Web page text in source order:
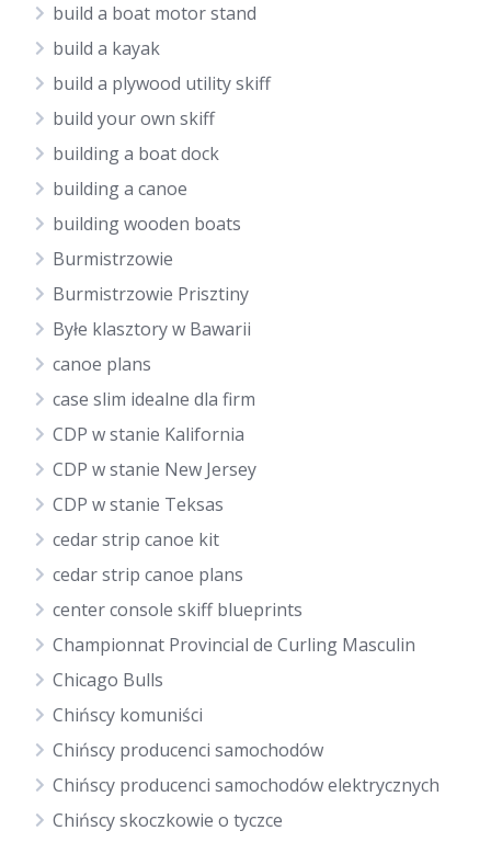
build a boat motor stand
build a kayak
build a plywood utility skiff
build your own skiff
building a boat dock
building a canoe
building wooden boats
Burmistrzowie
Burmistrzowie Prisztiny
Byłe klasztory w Bawarii
canoe plans
case slim idealne dla firm
CDP w stanie Kalifornia
CDP w stanie New Jersey
CDP w stanie Teksas
cedar strip canoe kit
cedar strip canoe plans
center console skiff blueprints
Championnat Provincial de Curling Masculin
Chicago Bulls
Chińscy komuniści
Chińscy producenci samochodów
Chińscy producenci samochodów elektrycznych
Chińscy skoczkowie o tyczce